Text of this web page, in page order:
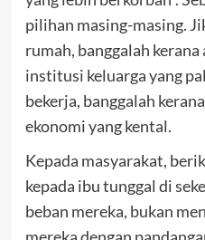
pilihan masing-masing.
rumah, banggalah
institusi keluarga yang
bekerja, banggalah
ekonomi yang kental.
Kepada masyarakat,
kepada ibu tunggal di
beban mereka, bukan